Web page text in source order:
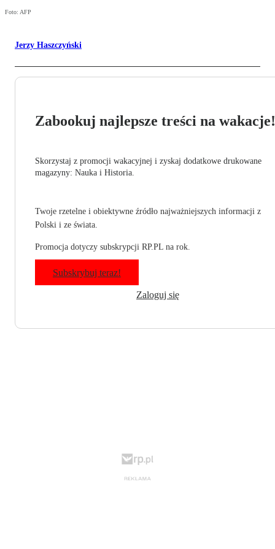
Foto: AFP
Jerzy Haszczyński
Zabookuj najlepsze treści na wakacje!
Skorzystaj z promocji wakacyjnej i zyskaj dodatkowe drukowane
magazyny: Nauka i Historia.
Twoje rzetelne i obiektywne źródło najważniejszych informacji z
Polski i ze świata.
Promocja dotyczy subskrypcji RP.PL na rok.
Subskrybuj teraz!
Zaloguj się